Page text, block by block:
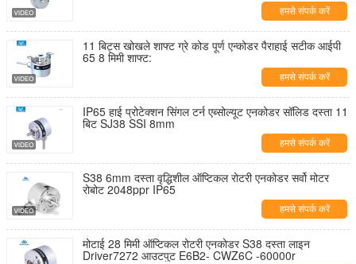
हमसे संपर्क करें
11 बिट्स खोखले शाफ्ट ग्रे कोड पूर्ण एन्कोडर पैराहाई सटीक आईपी
65 8 मिमी शाफ्ट:
हमसे संपर्क करें
IP65 हाई प्रोटेक्शन सिंगल टर्न एब्सोल्यूट एनकोडर सॉलिड दस्ता 11
बिट SJ38 SSI 8mm
हमसे संपर्क करें
S38 6mm दस्ता वृद्धिशील ऑप्टिकल रोटरी एनकोडर सर्वो मोटर
रोबोट 2048ppr IP65
हमसे संपर्क करें
मोटाई 28 मिमी ऑप्टिकल रोटरी एनकोडर S38 दस्ता लाइन
Driver7272 आउटपुट E6B2- CWZ6C -60000r